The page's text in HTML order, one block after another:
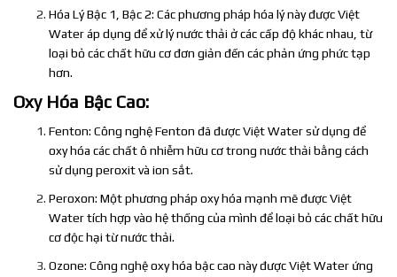
Hóa Lý Bậc 1, Bậc 2: Các phương pháp hóa lý này được Việt
Water áp dụng để xử lý nước thải ở các cấp độ khác nhau, từ
loại bỏ các chất hữu cơ đơn giản đến các phản ứng phức tạp
hơn.
Oxy Hóa Bậc Cao:
Fenton: Công nghệ Fenton đã được Việt Water sử dụng để
oxy hóa các chất ô nhiễm hữu cơ trong nước thải bằng cách
sử dụng peroxit và ion sắt.
Peroxon: Một phương pháp oxy hóa mạnh mẽ được Việt
Water tích hợp vào hệ thống của mình để loại bỏ các chất hữu
cơ độc hại từ nước thải.
Ozone: Công nghệ oxy hóa bậc cao này được Việt Water ứng